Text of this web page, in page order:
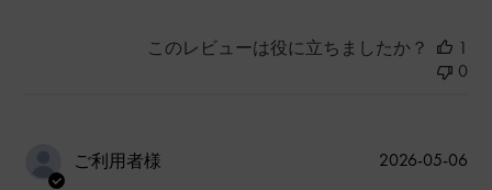
このレビューは役に立ちましたか？
1
0
ご利用者様
公
2026-05-06